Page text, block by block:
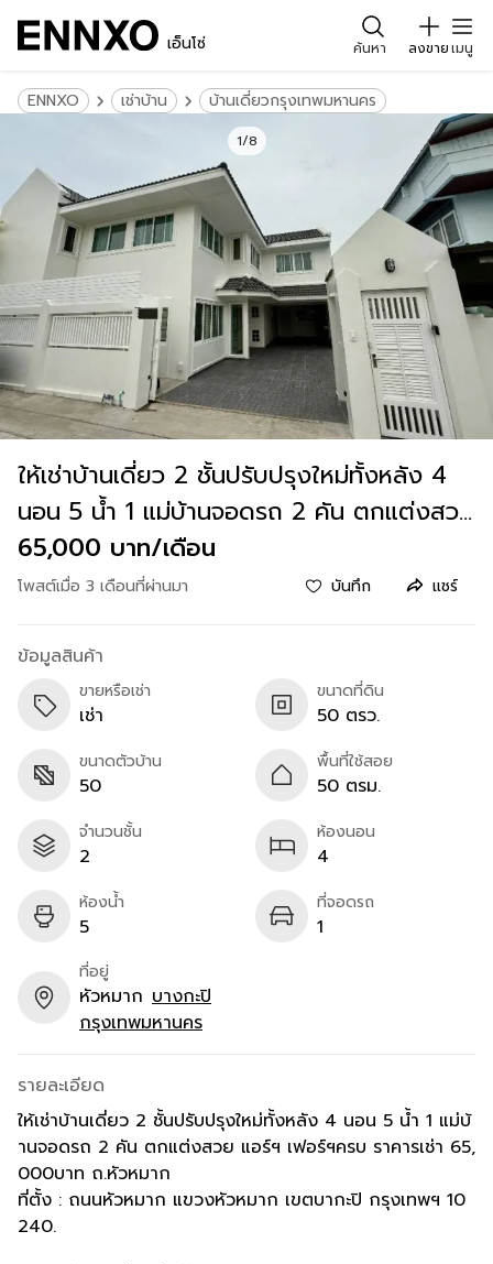
เอ็นโซ่ ค้นหา ลงขายเมนู
ENNXO เช่าบ้าน บ้านเดี่ยวกรุงเทพมหานคร
1/8
ให้เช่าบ้านเดี่ยว 2 ชั้นปรับปรุงใหม่ทั้งหลัง 4
นอน 5 น้ำ 1 แม่บ้านจอดรถ 2 คัน ตกแต่งสวย
แอร์ฯ เฟอร์ฯครบ ราคารเช่า 65,000
65,000 บาท/เดือน
โพสต์เมื่อ 3 เดือนที่ผ่านมา บันทึก แชร์
ข้อมูลสินค้า
ขายหรือเช่า
เช่า
ขนาดที่ดิน
50 ตรว.
ขนาดตัวบ้าน
50
พื้นที่ใช้สอย
50 ตรม.
จำนวนชั้น
2
ห้องนอน
4
ห้องน้ำ
5
ที่จอดรถ
1
ที่อยู่
หัวหมาก บางกะปิ
กรุงเทพมหานคร
รายละเอียด
ให้เช่าบ้านเดี่ยว 2 ชั้นปรับปรุงใหม่ทั้งหลัง 4 นอน 5 น้ำ 1 แม่บ้
านจอดรถ 2 คัน ตกแต่งสวย แอร์ฯ เฟอร์ฯครบ ราคารเช่า 65,
000บาท ถ.หัวหมาก
ที่ตั้ง : ถนนหัวหมาก แขวงหัวหมาก เขตบากะปิ กรุงเทพฯ 10
240.